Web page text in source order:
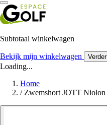
Subtotaal winkelwagen
Bekijk mijn winkelwagen
Loading...
Home
/ Zwemshort JOTT Niolon